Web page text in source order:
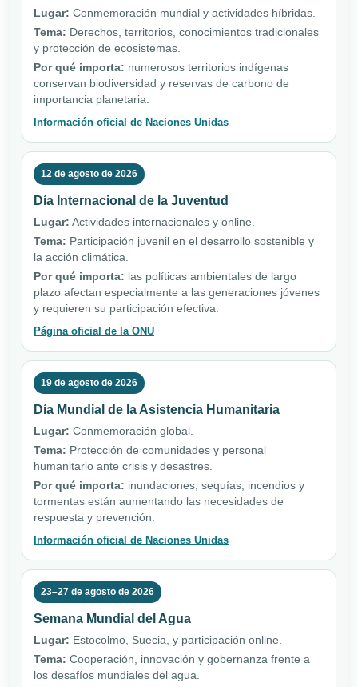
Lugar: Conmemoración mundial y actividades híbridas.
Tema: Derechos, territorios, conocimientos tradicionales
y protección de ecosistemas.
Por qué importa: numerosos territorios indígenas
conservan biodiversidad y reservas de carbono de
importancia planetaria.
Información oficial de Naciones Unidas
12 de agosto de 2026
Día Internacional de la Juventud
Lugar: Actividades internacionales y online.
Tema: Participación juvenil en el desarrollo sostenible y
la acción climática.
Por qué importa: las políticas ambientales de largo
plazo afectan especialmente a las generaciones jóvenes
y requieren su participación efectiva.
Página oficial de la ONU
19 de agosto de 2026
Día Mundial de la Asistencia Humanitaria
Lugar: Conmemoración global.
Tema: Protección de comunidades y personal
humanitario ante crisis y desastres.
Por qué importa: inundaciones, sequías, incendios y
tormentas están aumentando las necesidades de
respuesta y prevención.
Información oficial de Naciones Unidas
23–27 de agosto de 2026
Semana Mundial del Agua
Lugar: Estocolmo, Suecia, y participación online.
Tema: Cooperación, innovación y gobernanza frente a
los desafíos mundiales del agua.